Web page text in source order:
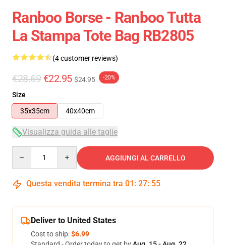
Ranboo Borse - Ranboo Tutta
La Stampa Tote Bag RB2805
(4 customer reviews)
€28.69 €22.95 $24.95 -20%
Size
35x35cm
40x40cm
Visualizza guida alle taglie
AGGIUNGI AL CARRELLO
Questa vendita termina tra 01 : 27: 54
Deliver to United States
Cost to ship:$6.99